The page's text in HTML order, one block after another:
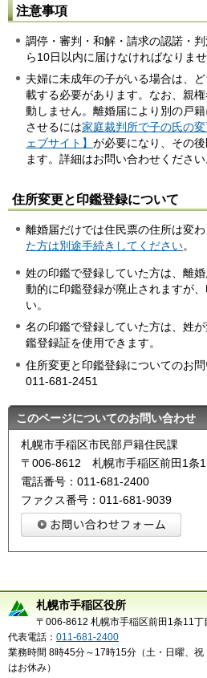
注意事項
調停・審判・和解・請求の認諾・
ら10日以内に届けなければなりませ
夫婦に未成年の子がいる場合は、
載する必要があります。なお、親
動しません。離婚届により別の戸
させるには家庭裁判所で子の氏の
ェブサイト】 が必要になり、その
ます。詳細はお問い合わせください
住所変更と印鑑登録について
離婚届だけでは住民票の住所は変わ
た方は別途手続きしてください。
姓の印鑑で登録していた方は、離
動的に印鑑登録が廃止されますが
い。
名の印鑑で登録していた方は、姓
鑑登録証を使用できます。
住所変更と印鑑登録についてのお
011-681-2451
このページについてのお問い合わせ
札幌市手稲区市民部戸籍住民課
〒006-8612 札幌市手稲区前田1条
電話番号：011-681-2400
ファクス番号：011-681-9039
札幌市手稲区役所
〒006-8612 札幌市手稲区前田1条11丁
代表電話： 011-681-2400
業務時間 8時45分～17時15分（土・日曜、
はお休み）